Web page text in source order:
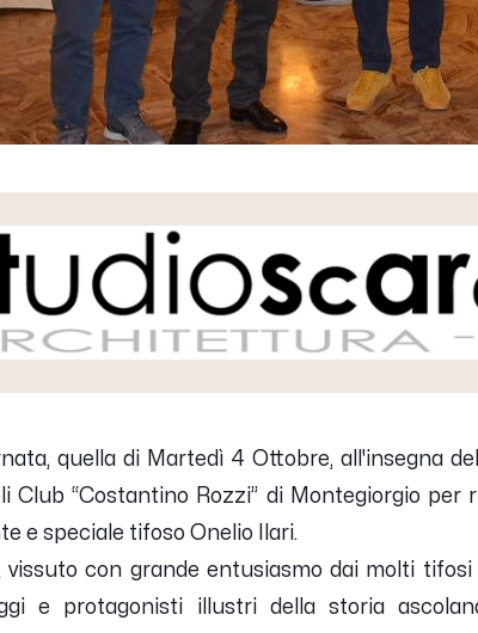
quella di Martedì 4 Ottobre, all'insegna
Club “Costantino Rozzi” di Montegiorgio
e speciale tifoso Onelio Ilari.
vissuto con grande entusiasmo dai molti
e protagonisti illustri della storia